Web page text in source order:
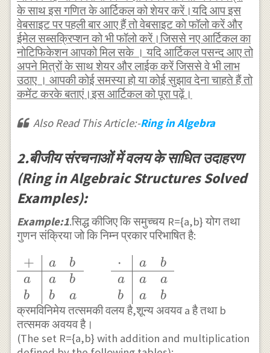
के साथ इस गणित के आर्टिकल को शेयर करें।यदि आप इस
वेबसाइट पर पहली बार आए हैं तो वेबसाइट को फॉलो करें और
ईमेल सब्सक्रिप्शन को भी फॉलो करें।जिससे नए आर्टिकल का
नोटिफिकेशन आपको मिल सके । यदि आर्टिकल पसन्द आए तो
अपने मित्रों के साथ शेयर और लाईक करें जिससे वे भी लाभ
उठाए । आपकी कोई समस्या हो या कोई सुझाव देना चाहते हैं तो
कमेंट करके बताएं।इस आर्टिकल को पूरा पढ़ें।
Also Read This Article:-Ring in Algebra
2.बीजीय संरचनाओं में वलय के साधित उदाहरण
(Ring in Algebraic Structures Solved
Examples):
Example:1.सिद्ध कीजिए कि समुच्चय R={a,b} योग तथा
गुणन संक्रिया जो कि निम्न प्रकार परिभाषित है:
\begin{array}
{l|ll}+ & a &
b \\ \hline a
& a & b \\ b
& b &
a\end{array}
+
a
b
a
a
b
b
b
a
⋅
a
b
a
a
a
b
a
b
क्रमविनिमेय तत्समकी वलय है,शून्य अवयव a है तथा b
तत्समक अवयव है।
(The set R={a,b} with addition and multiplication